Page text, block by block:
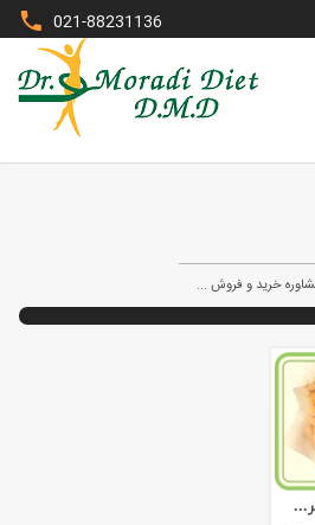
صفحه نخست
021-88231136
خرید و فروش ...
آشنایی با دستگاه های لاغری موضعی